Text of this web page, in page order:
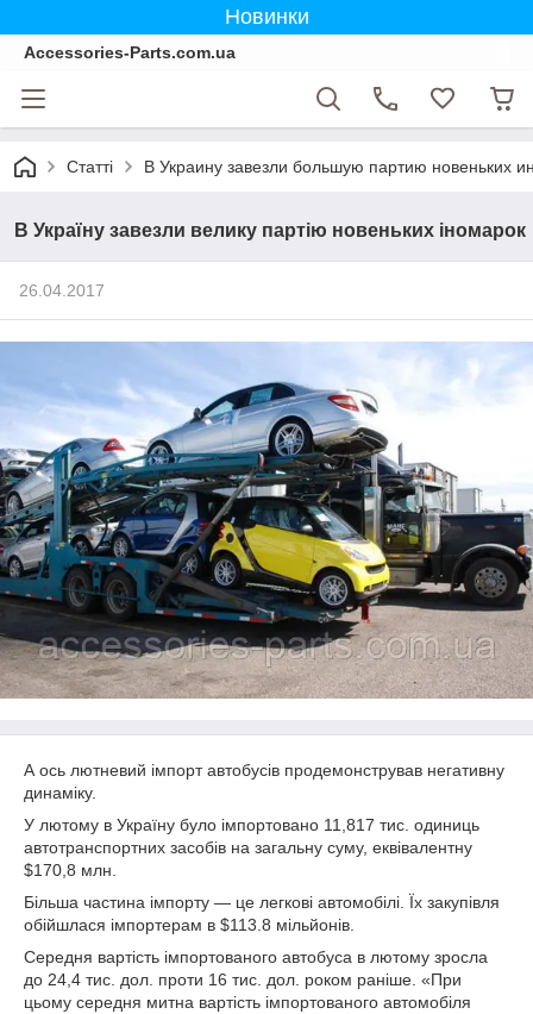
Новинки
Accessories-Parts.com.ua
Статті В Украину завезли большую партию новеньких
В Україну завезли велику партію новеньких іномарок
26.04.2017
А ось лютневий імпорт автобусів продемонстрував негативну
динаміку.
У лютому в Україну було імпортовано 11,817 тис. одиниць
автотранспортних засобів на загальну суму, еквівалентну
$170,8 млн.
Більша частина імпорту — це легкові автомобілі. Їх закупівля
обійшлася імпортерам в $113.8 мільйонів.
Середня вартість імпортованого автобуса в лютому зросла
до 24,4 тис. дол. проти 16 тис. дол. роком раніше. «При
цьому середня митна вартість імпортованого автомобіля